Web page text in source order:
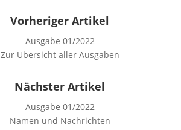
Vorheriger Artikel
Ausgabe 01/2022
Zur Übersicht aller Ausgaben
Nächster Artikel
Ausgabe 01/2022
Namen und Nachrichten